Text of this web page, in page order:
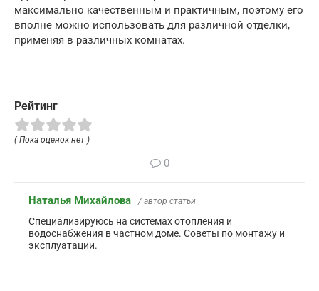
максимально качественным и практичным, поэтому его
вполне можно использовать для различной отделки,
применяя в различных комнатах.
Рейтинг
( Пока оценок нет )
0
Наталья Михайлова / автор статьи
Специализируюсь на системах отопления и
водоснабжения в частном доме. Советы по монтажу и
эксплуатации.